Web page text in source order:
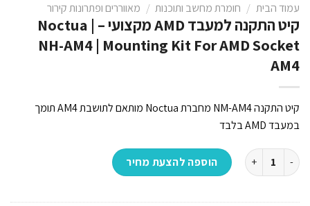
עמוד הבית / חומרת מחשב ותוכנות / מאווררים ופתרונות קירור
קיט התקנה למעבד AMD מקצועי – Noctua |
NH-AM4 | Mounting Kit For AMD Socket
AM4
קיט התקנה NM-AM4 מחברת Noctua מותאם לתושבת AM4 תומך
במעבד AMD בלבד
כמות של קיט התקנה למעבד AMD מקצועי - Noctua | NH-AM4 | Mounting Kit For AMD Socket AM4הוספה להצעת מחיר